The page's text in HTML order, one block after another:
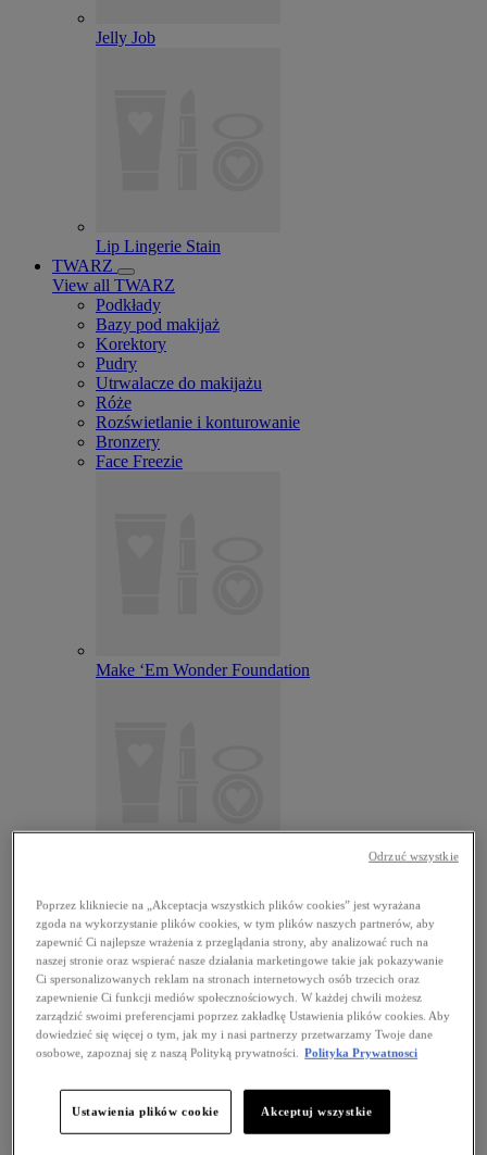
Jelly Job
Lip Lingerie Stain
TWARZ
View all TWARZ
Podkłady
Bazy pod makijaż
Korektory
Pudry
Utrwalacze do makijażu
Róże
Rozświetlanie i konturowanie
Bronzery
Face Freezie
Make ‘Em Wonder Foundation
Fat Cheeks
BODY
Poprzez klikniecie na „Akceptacja wszystkich plików cookies” jest wyrażana
zgoda na wykorzystanie plików cookies, w tym plików naszych partnerów, aby
zapewnić Ci najlepsze wrażenia z przeglądania strony, aby analizować ruch na
naszej stronie oraz wspierać nasze działania marketingowe takie jak pokazywanie
Ci spersonalizowanych reklam na stronach internetowych osób trzecich oraz
zapewnienie Ci funkcji mediów społecznościowych. W każdej chwili możesz
zarządzić swoimi preferencjami poprzez zakładkę Ustawienia plików cookies. Aby
dowiedzieć się więcej o tym, jak my i nasi partnerzy przetwarzamy Twoje dane
osobowe, zapoznaj się z naszą Polityką prywatności. Polityka Prywatnosci
Ustawienia plików cookie Akceptuj wszystkie
Odrzuć wszystkie